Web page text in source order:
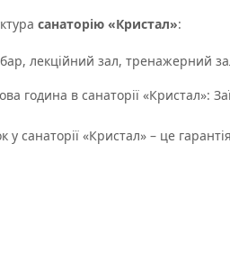
санаторію «Кристал»:
лекційний зал, тренажерний
година в санаторії «Кристал»:
у санаторії «Кристал» – це гарантія